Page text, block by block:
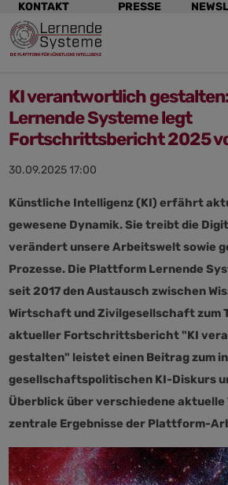
Navigation
überspringen
KONTAKT PRESSE
KI verantwortlich
Lernende Systeme legt
Fortschrittsbericht 2025
30.09.2025 17:00
Künstliche Intelligenz (KI) erfährt
gewesene Dynamik. Sie treibt die
verändert unsere Arbeitswelt sowie
Prozesse. Die Plattform Lernende
seit 2017 den Austausch zwischen
Wirtschaft und Zivilgesellschaft zum
aktueller Fortschrittsbericht "KI
gestalten" leistet einen Beitrag zum
gesellschaftspolitischen KI-Diskurs
Überblick über verschiedene aktuelle
zentrale Ergebnisse der Plattform-